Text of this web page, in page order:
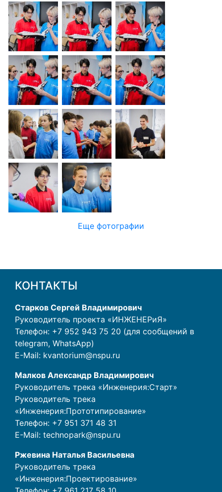
Еще фотографии
КОНТАКТЫ
Старков Сергей Владимирович
Руководитель проекта «ИНЖЕНЕРиЯ»
Телефон: +7 952 943 75 20 (для сообщений в
telegram, WhatsApp)
E-Mail: kvantorium@nspu.ru
Малков Александр Владимирович
Руководитель трека «Инженерия:Старт»
Руководитель трека
«Инженерия:Прототипирование»
Телефон: +7 951 371 48 31
E-Mail: technopark@nspu.ru
Ржевина Наталья Васильевна
Руководитель трека
«Инженерия:Проектирование»